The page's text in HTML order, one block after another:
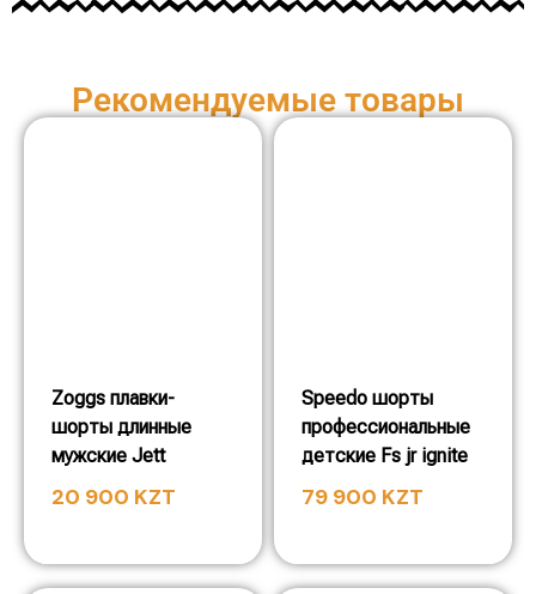
Рекомендуемые товары
Zoggs плавки-
шорты длинные
мужские Jett
20 900 KZT
Speedo шорты
профессиональные
детские Fs jr ignite
79 900 KZT